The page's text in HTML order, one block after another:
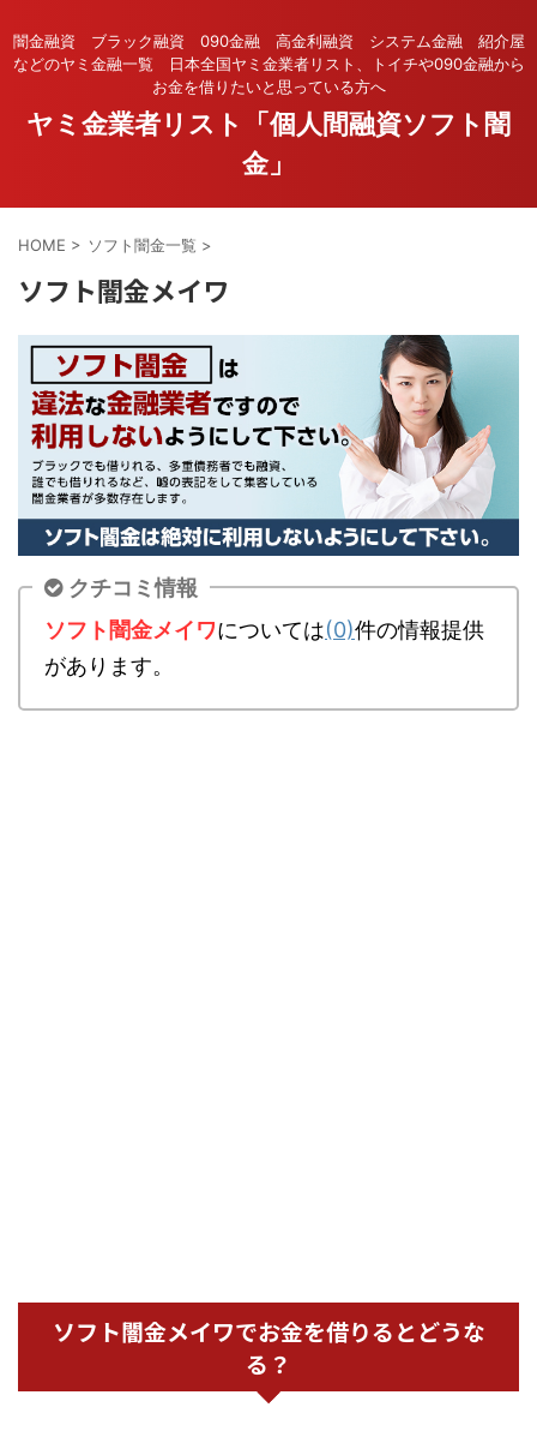
闇金融資 ブラック融資 090金融 高金利融資 システム金融 紹介屋
などのヤミ金融一覧 日本全国ヤミ金業者リスト、トイチや090金融から
お金を借りたいと思っている方へ
ヤミ金業者リスト「個人間融資ソフト闇
金」
HOME > ソフト闇金一覧 >
ソフト闇金メイワ
クチコミ情報
ソフト闇金メイワについては(0)件の情報提供
があります。
ソフト闇金メイワでお金を借りるとどうな
る？